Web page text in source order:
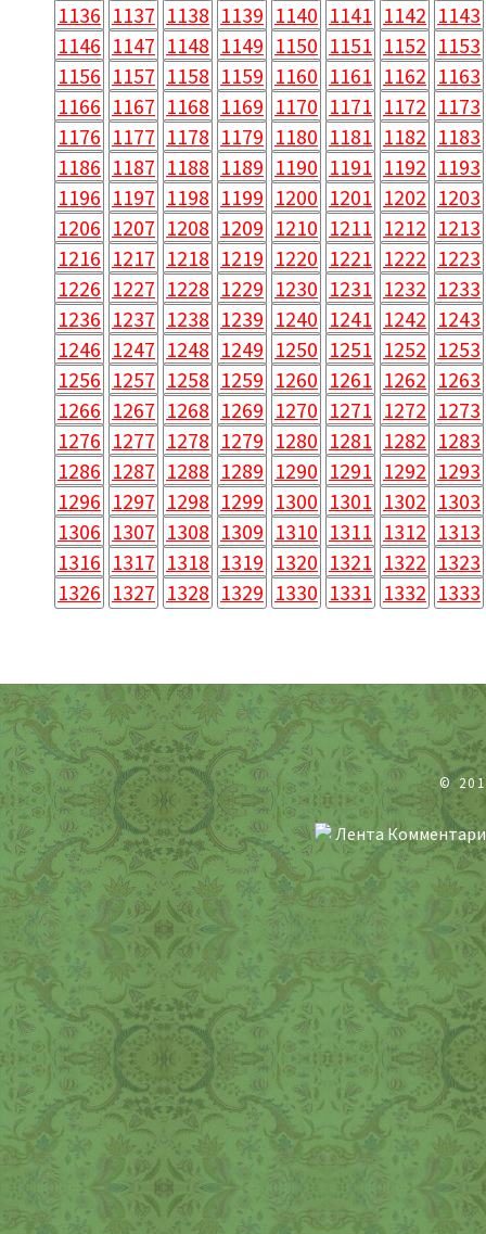
1136 1137 1138 1139 1140 1141 1142 1143
1146 1147 1148 1149 1150 1151 1152 1153
1156 1157 1158 1159 1160 1161 1162 1163
1166 1167 1168 1169 1170 1171 1172 1173
1176 1177 1178 1179 1180 1181 1182 1183
1186 1187 1188 1189 1190 1191 1192 1193
1196 1197 1198 1199 1200 1201 1202 1203
1206 1207 1208 1209 1210 1211 1212 1213
1216 1217 1218 1219 1220 1221 1222 1223
1226 1227 1228 1229 1230 1231 1232 1233
1236 1237 1238 1239 1240 1241 1242 1243
1246 1247 1248 1249 1250 1251 1252 1253
1256 1257 1258 1259 1260 1261 1262 1263
1266 1267 1268 1269 1270 1271 1272 1273
1276 1277 1278 1279 1280 1281 1282 1283
1286 1287 1288 1289 1290 1291 1292 1293
1296 1297 1298 1299 1300 1301 1302 1303
1306 1307 1308 1309 1310 1311 1312 1313
1316 1317 1318 1319 1320 1321 1322 1323
1326 1327 1328 1329 1330 1331 1332 1333
©
Лента